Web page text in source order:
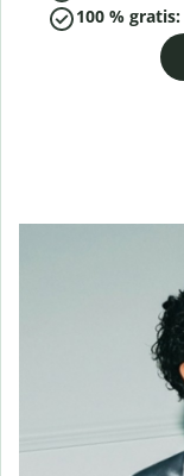
100 % gratis: